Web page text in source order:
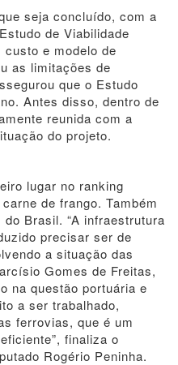
seja concluído, com a
de Viabilidade
e modelo de
as limitações de
que o Estudo
Antes disso, dentro de
reunida com a
do projeto.
lugar no ranking
de frango. Também
Brasil. “A infraestrutura
precisar ser de
a situação das
Gomes de Freitas,
na questão portuária e
a ser trabalhado,
ferrovias, que é um
finaliza o
Rogério Peninha.